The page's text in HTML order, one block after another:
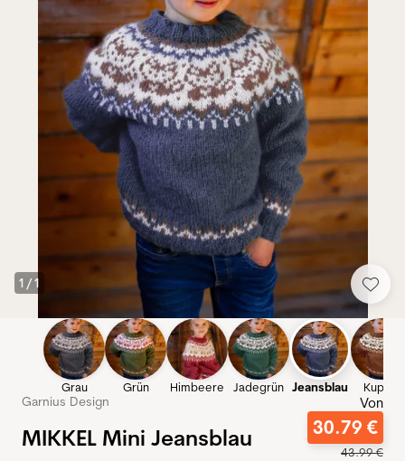
1 /1
Grau Grün Himbeere Jadegrün Jeansblau Kupfer
Garnius Design
MIKKEL Mini Jeansblau
Von
30.79 €
43.99€